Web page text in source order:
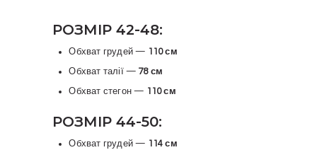
РОЗМІР 42-48:
Обхват грудей — 110 см
Обхват талії — 78 см
Обхват стегон — 110 см
РОЗМІР 44-50:
Обхват грудей — 114 см